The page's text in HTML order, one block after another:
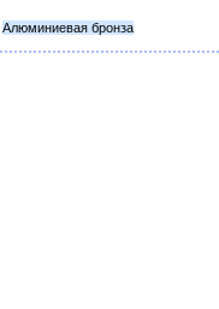
Алюминиевая бронза